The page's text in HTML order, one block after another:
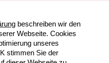
beschreiben wir den
Webseite. Cookies
unseres
stimmen Sie der